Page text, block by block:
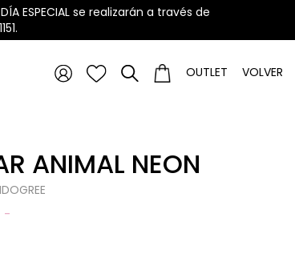
ESPECIAL se realizarán a través de
OUTLET VOLVER
ANIMAL NEON